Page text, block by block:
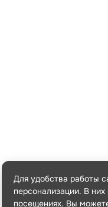
Для удобства работы
персонализации. В
посещениях. Вы